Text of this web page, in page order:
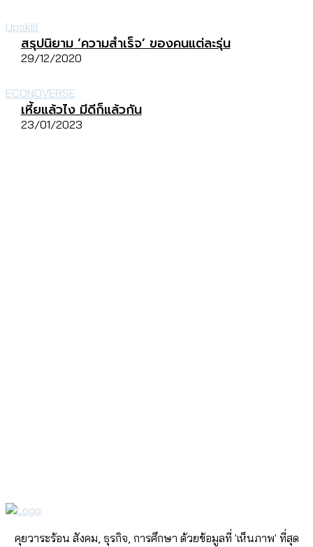
Upskill
สรุปนิยาม ‘ความสำเร็จ’ ของคนแต่ละรุ่น
29/12/2020
ECONOVERSE
เหี้ยแล้วไง มีดีก็แล้วกัน
23/01/2023
คุยวาระร้อน สังคม, ธุรกิจ, การศึกษา ด้วยข้อมูลที่ 'เห็นภาพ' ที่สุด